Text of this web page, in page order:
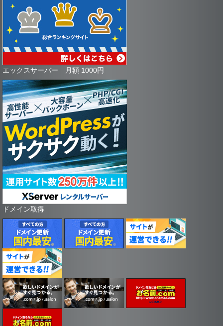
エックスサーバー 月額 1000円
ドメイン取得